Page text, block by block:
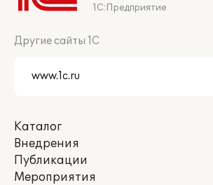
1С:Предприятие
Другие сайты 1С
Каталог
Внедрения
Публикации
Мероприятия